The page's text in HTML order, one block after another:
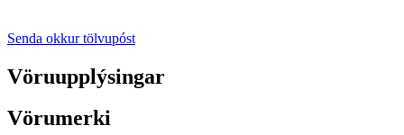
Senda okkur tölvupóst
Vöruupplýsingar
Vörumerki